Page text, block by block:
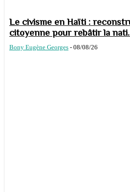
Le civisme en Haïti :
citoyenne pour rebâtir la
Bony Eugène Georges - 08/08/26